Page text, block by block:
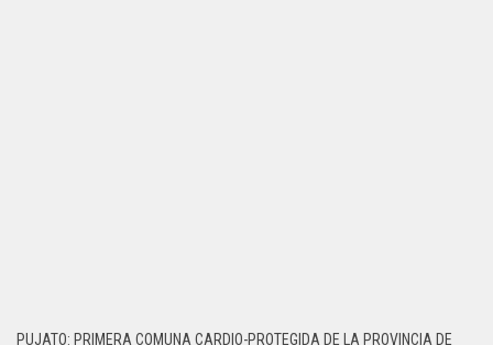
PUJATO: PRIMERA COMUNA CARDIO-PROTEGIDA DE LA PROVINCIA DE